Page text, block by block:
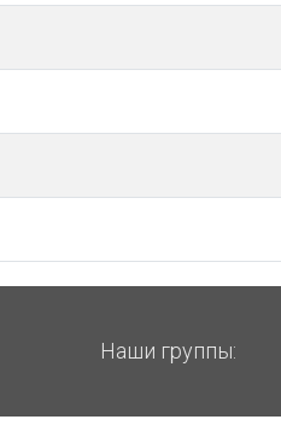
Наши группы: